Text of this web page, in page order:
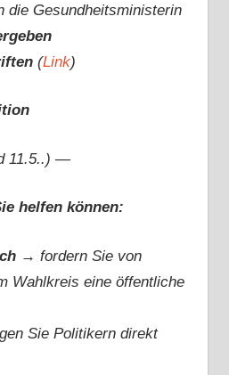
die Gesundheitsministerin
(Link)
11.5..) —
helfen können:
→ fordern Sie von
Wahlkreis eine öffentliche
Sie Politikern direkt